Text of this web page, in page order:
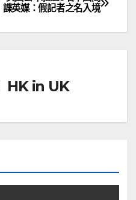
諜英媒：假記者之名入境
HK in UK